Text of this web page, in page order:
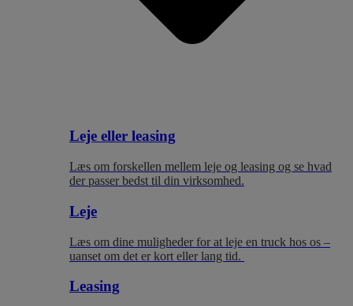
Leje eller leasing
Læs om forskellen mellem leje og leasing og se hvad
der passer bedst til din virksomhed.
Leje
Læs om dine muligheder for at leje en truck hos os –
uanset om det er kort eller lang tid.
Leasing